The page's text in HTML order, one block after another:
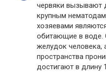
червяки вызывают
крупным
хозяевами
обитающие в воде.
желудок человека,
пространства
достигают в длину